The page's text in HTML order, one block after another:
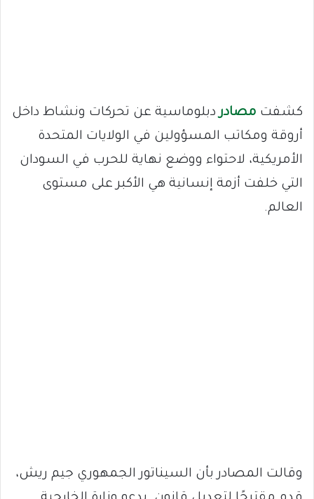
كشفت مصادردبلوماسية عن تحركات ونشاط داخل
أروقة ومكاتب المسؤولين في الولايات المتحدة
الأمريكية، لاحتواء ووضع نهاية للحرب في السودان
التي خلفت أزمة إنسانية هي الأكبر على مستوى
العالم.
وقالت المصادر بأن السيناتور الجمهوري جيم ريش،